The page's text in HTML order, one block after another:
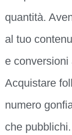
quantità.
al tuo
e conversioni
Acquistare
numero
che pubblichi.